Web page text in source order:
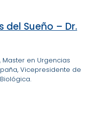
del Sueño – Dr.
Master en Urgencias
Vicepresidente de